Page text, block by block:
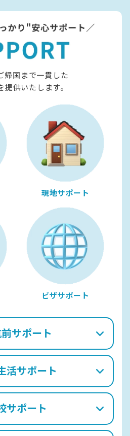
帰国まで一貫した
提供いたします。
現地サポート
ビザサポート
サポート
活サポート
サポート